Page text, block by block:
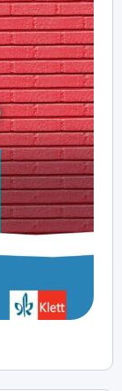
mokymąsi ir
bei kultūrinio
įtvirtinti
papildo
vokiečių
mokant
ir